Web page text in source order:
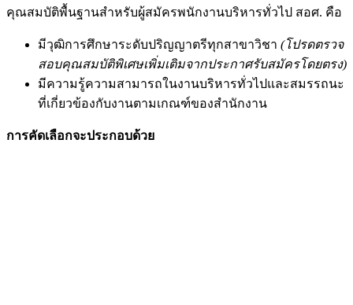
คุณสมบัติพื้นฐานสำหรับผู้สมัครพนักงานบริหารทั่วไป สอศ. คือ
มีวุฒิการศึกษาระดับปริญญาตรีทุกสาขาวิชา (โปรดตรวจ
สอบคุณสมบัติพิเศษเพิ่มเติมจากประกาศรับสมัครโดยตรง)
มีความรู้ความสามารถในงานบริหารทั่วไปและสมรรถนะ
ที่เกี่ยวข้องกับงานตามเกณฑ์ของสำนักงาน
การคัดเลือกจะประกอบด้วย